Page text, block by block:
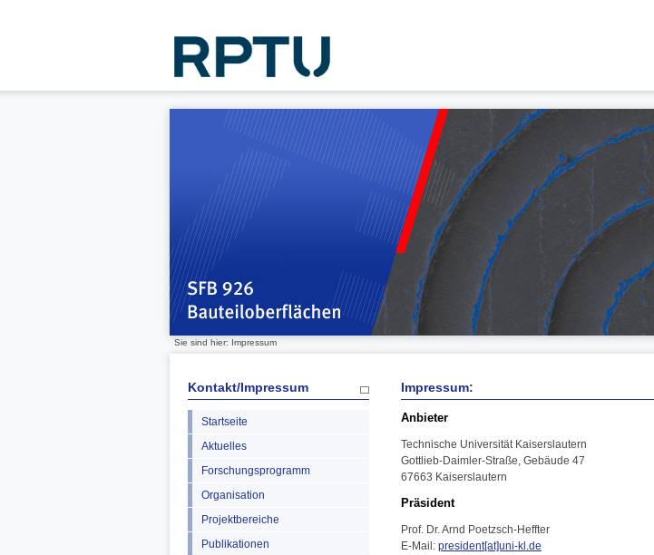
Sie sind hier: Impressum
Kontakt/Impressum
Startseite
Aktuelles
Forschungsprogramm
Organisation
Projektbereiche
Publikationen
Impressum:
Anbieter
Technische Universität Kaiserslautern
Gottlieb-Daimler-Straße, Gebäude 47
67663 Kaiserslautern
Präsident
Prof. Dr. Arnd Poetzsch-Heffter
E-Mail: president[at]uni-kl.de